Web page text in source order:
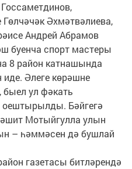
Әхмәтвәлиева,
Андрей Абрамов
буенча спорт мастеры
8 район катнашында
иде. Әлеге көрәшне
ул фәкать
Бәйгегә
Мотыйгулла улын
– һәммәсен дә бушлай
газетасы битләрендә